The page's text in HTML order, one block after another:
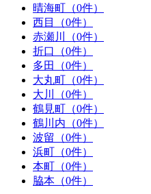
晴海町（0件）
西目（0件）
赤瀬川（0件）
折口（0件）
多田（0件）
大丸町（0件）
大川（0件）
鶴見町（0件）
鶴川内（0件）
波留（0件）
浜町（0件）
本町（0件）
脇本（0件）